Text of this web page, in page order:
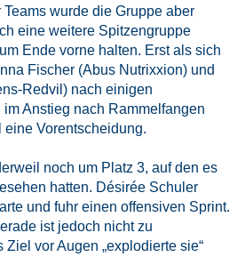
wurde die Gruppe aber
eine weitere Spitzengruppe
Ende vorne halten. Erst als sich
Fischer (Abus Nutrixxion) und
Redvil) nach einigen
Anstieg nach Rammelfangen
Vorentscheidung.
noch um Platz 3, auf den es
hatten. Désirée Schuler
und fuhr einen offensiven Sprint.
ist jedoch nicht zu
vor Augen „explodierte sie“